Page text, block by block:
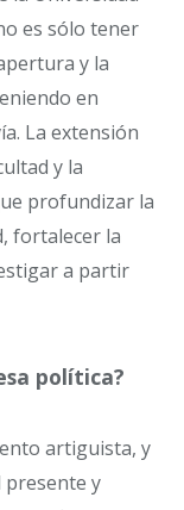
es sólo tener
y la
en
La extensión
y la
profundizar la
fortalecer la
a partir
política?
artiguista, y
presente y